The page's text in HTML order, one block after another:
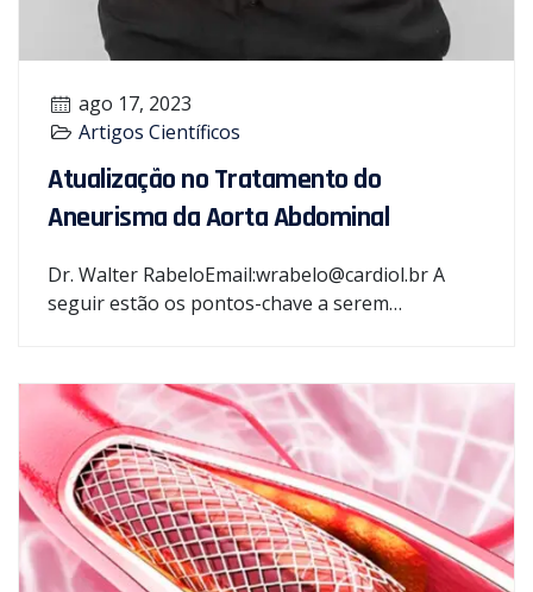
ago 17, 2023
Artigos Científicos
Atualização no Tratamento do
Aneurisma da Aorta Abdominal
Dr. Walter RabeloEmail:wrabelo@cardiol.br A
seguir estão os pontos-chave a serem…